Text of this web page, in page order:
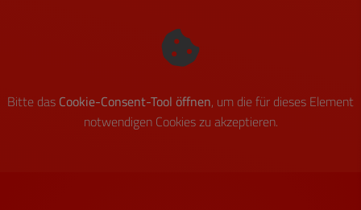
Bitte dasCookie-Consent-Tool öffnen, um die für dieses Element
notwendigen Cookies zu akzeptieren.